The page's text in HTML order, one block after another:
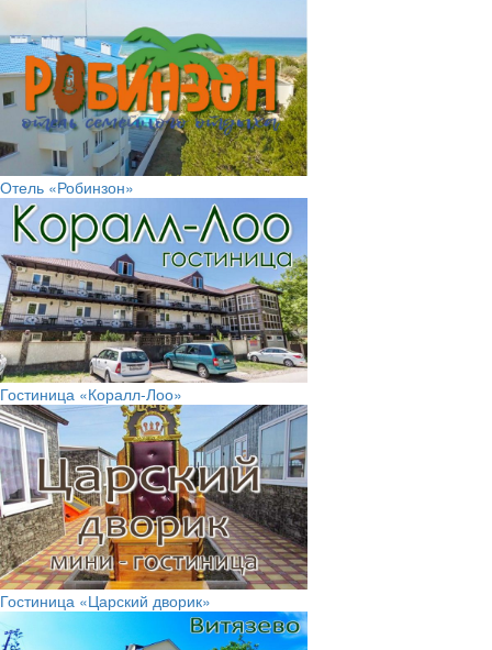
Отель «Робинзон»
Гостиница «Коралл-Лоо»
Гостиница «Царский дворик»